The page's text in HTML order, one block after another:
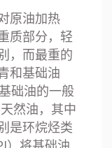
原油加热
质部分，轻
，而最重的
和基础油
础油的一般
然油，其中
是环烷烃类